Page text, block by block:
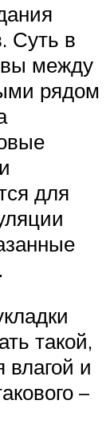
Суть в
между
рядом
для
такой,
и
–